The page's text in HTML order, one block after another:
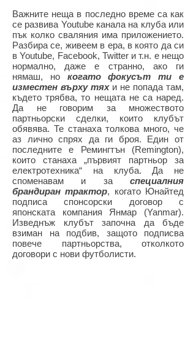
Важните неща в последно време са как
се развива Youtube канала на клуба или
пък колко сваляния има приложението.
Разбира се, живеем в ера, в която да си
в Youtube, Facebook, Twitter и т.н. е нещо
нормално, даже е странно, ако ги
нямаш, но когато фокусът ти е
изместен върху тяхи не попада там,
където трябва, то нещата не са наред.
Да не говорим за множеството
партньорски сделки, които клубът
обявява. Те станаха толкова много, че
аз лично спрях да ги броя. Един от
последните е Ремингтън (Remington),
които станаха „първият партньор за
електротехника“ на клуба. Да не
споменавам и за специалния
брандиран трактор, когато Юнайтед
подписа спонсорски договор с
японската компания Янмар (Yanmar).
Изведнъж клубът започна да бъде
взиман на подбив, защото подписва
повече партньорства, отколкото
договори с нови футболисти.